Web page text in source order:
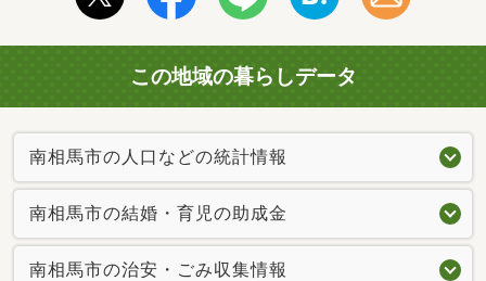
この地域の暮らしデータ
南相馬市の人口などの統計情報
南相馬市の結婚・育児の助成金
南相馬市の治安・ごみ収集情報